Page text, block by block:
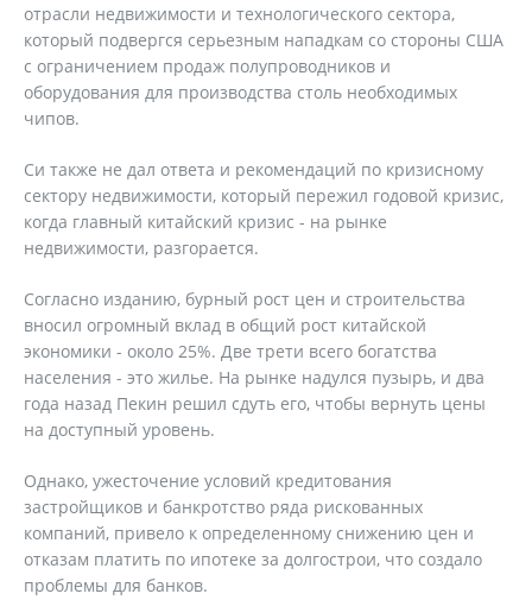
отрасли недвижимости и технологического сектора,
который подвергся серьезным нападкам со стороны США
с ограничением продаж полупроводников и
оборудования для производства столь необходимых
чипов.
Си также не дал ответа и рекомендаций по кризисному
сектору недвижимости, который пережил годовой кризис,
когда главный китайский кризис - на рынке
недвижимости, разгорается.
Согласно изданию, бурный рост цен и строительства
вносил огромный вклад в общий рост китайской
экономики - около 25%. Две трети всего богатства
населения - это жилье. На рынке надулся пузырь, и два
года назад Пекин решил сдуть его, чтобы вернуть цены
на доступный уровень.
Однако, ужесточение условий кредитования
застройщиков и банкротство ряда рискованных
компаний, привело к определенному снижению цен и
отказам платить по ипотеке за долгострои, что создало
проблемы для банков.